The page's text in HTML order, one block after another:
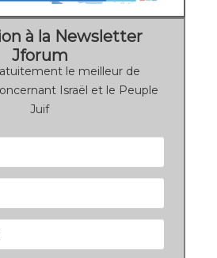
à la Newsletter
Jforum
le meilleur de
Israël et le Peuple
Juif